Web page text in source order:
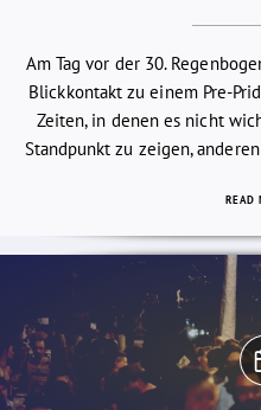
Am Tag vor der 30.
Blickkontakt zu einem Pre-
Zeiten, in denen es nicht
Standpunkt zu zeigen,
READ